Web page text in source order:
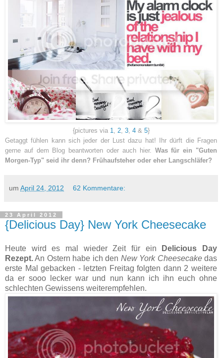
{pictures via 1, 2, 3, 4& 5}
Getaggt fühlen kann sich jeder der Lust dazu hat! Ihr dürft die Fragen
gerne auf dem Blog beantworten oder auch hier. Was für ein "Guten
Morgen-Typ" seid ihr denn? Frühaufsteher oder eher Langschläfer?
um April 24, 2012 62 Kommentare:
23 April 2012
{Delicious Day} New York Cheesecake
Heute wird es mal wieder Zeit für ein
Delicious Day
Rezept.An Ostern habe ich den New York Cheesecakedas
erste Mal gebacken - letzten Freitag folgten dann 2 weitere
da er sooo lecker war und nun kann ich ihn euch ohne
schlechten Gewissens weiterempfehlen.